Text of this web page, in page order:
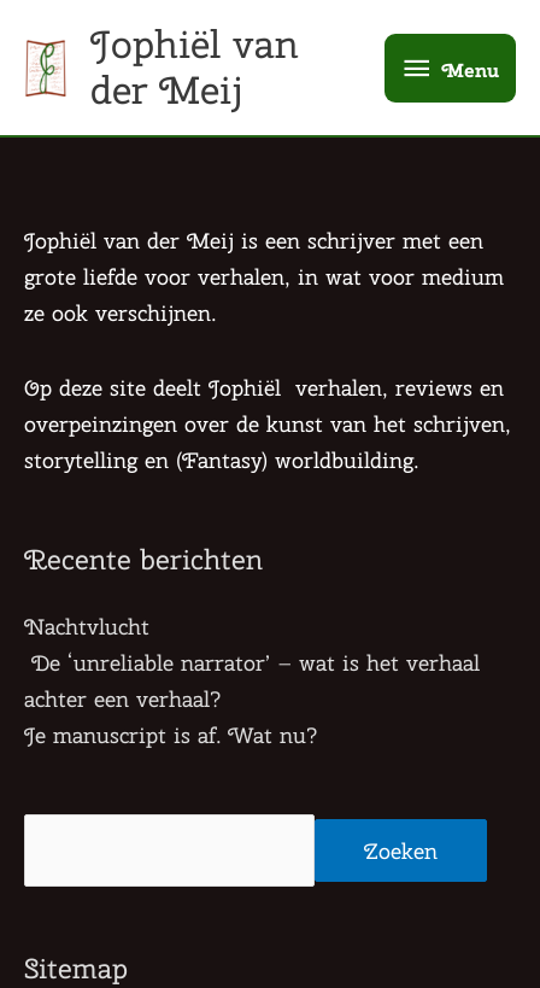
naar
Jophiël van
der Meij
Menu
Menu
Jophiël van der Meij is een schrijver met een
grote liefde voor verhalen, in wat voor medium
ze ook verschijnen.
Op deze site deelt Jophiël verhalen, reviews en
overpeinzingen over de kunst van het schrijven,
storytelling en (Fantasy) worldbuilding.
Recente berichten
Nachtvlucht
De ‘unreliable narrator’ – wat is het verhaal
achter een verhaal?
Je manuscript is af. Wat nu?
Zoeken
Sitemap